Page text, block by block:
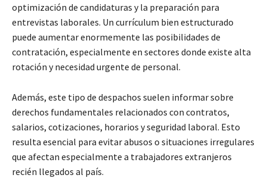
optimización de candidaturas y la preparación para
entrevistas laborales. Un currículum bien estructurado
puede aumentar enormemente las posibilidades de
contratación, especialmente en sectores donde existe alta
rotación y necesidad urgente de personal.
Además, este tipo de despachos suelen informar sobre
derechos fundamentales relacionados con contratos,
salarios, cotizaciones, horarios y seguridad laboral. Esto
resulta esencial para evitar abusos o situaciones irregulares
que afectan especialmente a trabajadores extranjeros
recién llegados al país.